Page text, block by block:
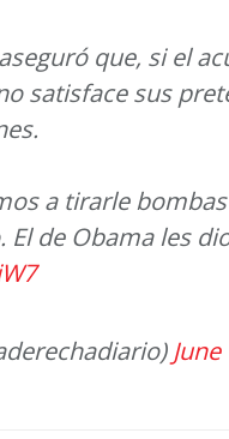
que, si el
satisface sus
a tirarle
El de Obama les